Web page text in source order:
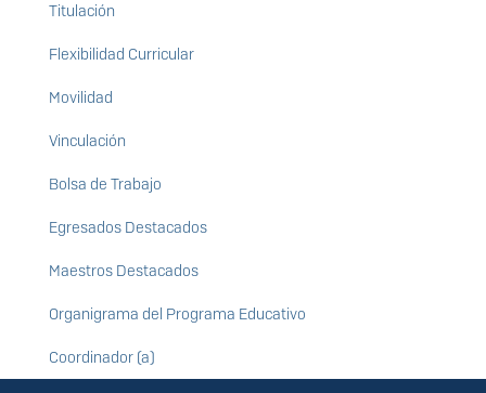
Titulación
Flexibilidad Curricular
Movilidad
Vinculación
Bolsa de Trabajo
Egresados Destacados
Maestros Destacados
Organigrama del Programa Educativo
Coordinador (a)